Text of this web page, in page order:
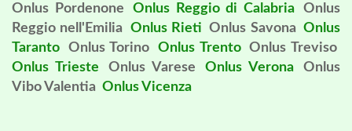
Onlus Pordenone
Onlus Reggio di Calabria
Onlus
Reggio nell'Emilia
Onlus Rieti Onlus Savona Onlus
Taranto
Onlus Torino Onlus Trento Onlus Treviso
Onlus Trieste
Onlus Varese Onlus Verona
Onlus
Vibo Valentia Onlus Vicenza